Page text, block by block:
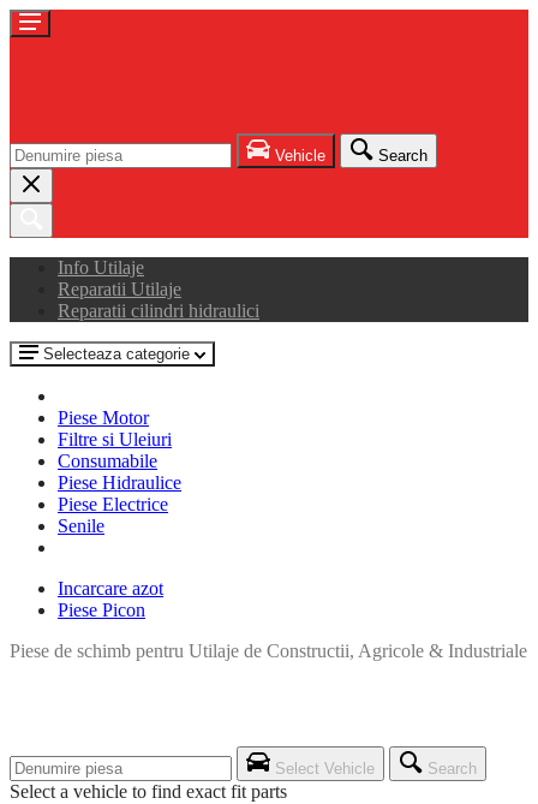
Vehicle Search
Info Utilaje
Reparatii Utilaje
Reparatii cilindri hidraulici
Selecteaza categorie
Piese Motor
Filtre si Uleiuri
Consumabile
Piese Hidraulice
Piese Electrice
Senile
Incarcare azot
Piese Picon
Piese de schimb pentru Utilaje de Constructii, Agricole & Industriale
Select Vehicle Search
Select a vehicle to find exact fit parts